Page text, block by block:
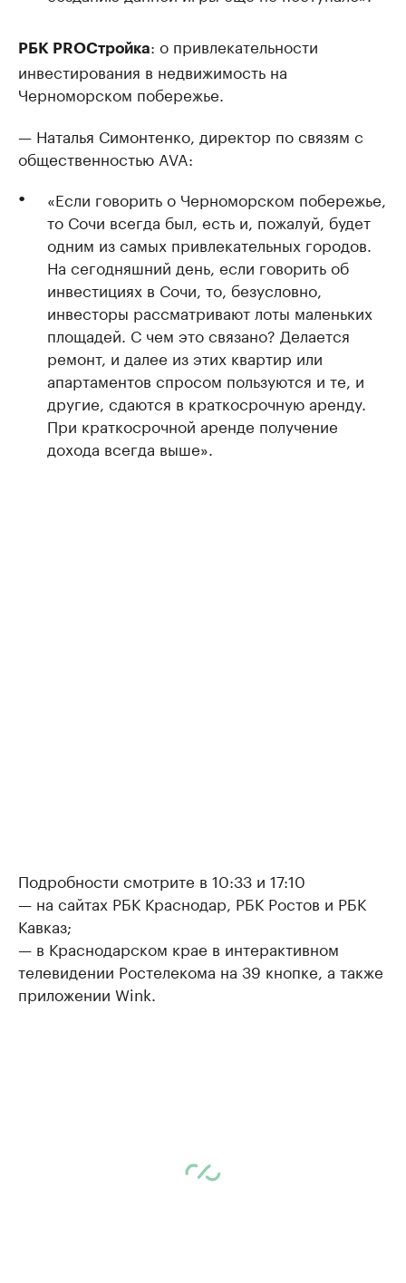
РБК PROСтройка: о привлекательности
инвестирования в недвижимость на
Черноморском побережье.
— Наталья Симонтенко, директор по связям с
общественностью AVA:
«Если говорить о Черноморском побережье,
то Сочи всегда был, есть и, пожалуй, будет
одним из самых привлекательных городов.
На сегодняшний день, если говорить об
инвестициях в Сочи, то, безусловно,
инвесторы рассматривают лоты маленьких
площадей. С чем это связано? Делается
ремонт, и далее из этих квартир или
апартаментов спросом пользуются и те, и
другие, сдаются в краткосрочную аренду.
При краткосрочной аренде получение
дохода всегда выше».
Подробности смотрите в 10:33 и 17:10
— на сайтах РБК Краснодар, РБК Ростов и РБК
Кавказ;
— в Краснодарском крае в интерактивном
телевидении Ростелекома на 39 кнопке, а также
приложении Wink.